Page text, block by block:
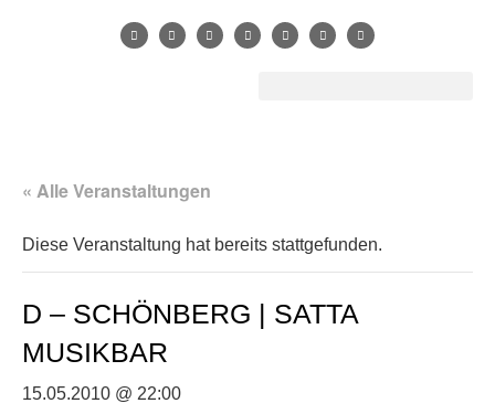
« Alle Veranstaltungen
Diese Veranstaltung hat bereits stattgefunden.
D – SCHÖNBERG | SATTA
MUSIKBAR
15.05.2010 @ 22:00